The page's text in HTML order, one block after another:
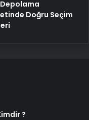
Depolama
Doğru Seçim
?